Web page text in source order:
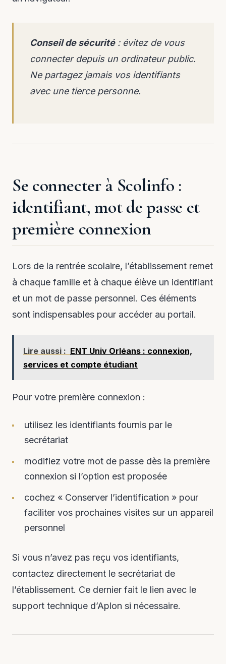
Conseil de sécurité: évitez de vous
connecter depuis un ordinateur public.
Ne partagez jamais vos identifiants
avec une tierce personne.
Se connecter à Scolinfo :
identifiant, mot de passe et
première connexion
Lors de la rentrée scolaire, l’établissement remet
à chaque famille et à chaque élève un identifiant
et un mot de passe personnel. Ces éléments
sont indispensables pour accéder au portail.
Lire aussi : ENT Univ Orléans : connexion,
services et compte étudiant
Pour votre première connexion :
utilisez les identifiants fournis par le
secrétariat
modifiez votre mot de passe dès la première
connexion si l’option est proposée
cochez « Conserver l’identification » pour
faciliter vos prochaines visites sur un appareil
personnel
Si vous n’avez pas reçu vos identifiants,
contactez directement le secrétariat de
l’établissement. Ce dernier fait le lien avec le
support technique d’Aplon si nécessaire.